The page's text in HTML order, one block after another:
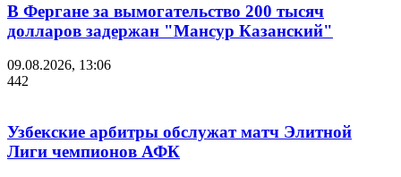
В Фергане за вымогательство 200 тысяч
долларов задержан "Мансур Казанский"
09.08.2026, 13:06
442
Узбекские арбитры обслужат матч Элитной
Лиги чемпионов АФК